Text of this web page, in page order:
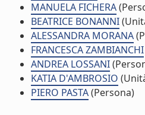
MANUELA FICHERA
BEATRICE BONANNI
ALESSANDRA MORANA
FRANCESCA ZAMBIANCHI
ANDREA LOSSANI
KATIA D'AMBROSIO
PIERO PASTA(Persona)